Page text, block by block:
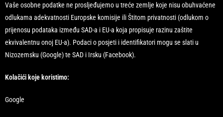
Vaše osobne podatke ne prosljeđujemo u treće zemlje koje nisu obuhvaćene
odlukama adekvatnosti Europske komisije ili Štitom privatnosti (odlukom o
prijenosu podataka između SAD-a i EU-a koja propisuje razinu zaštite
ekvivalentnu onoj EU-a). Podaci o posjeti i identifikatori mogu se slati u
Nizozemsku (Google) te SAD i Irsku (Facebook).
Kolačići koje koristimo:
Google